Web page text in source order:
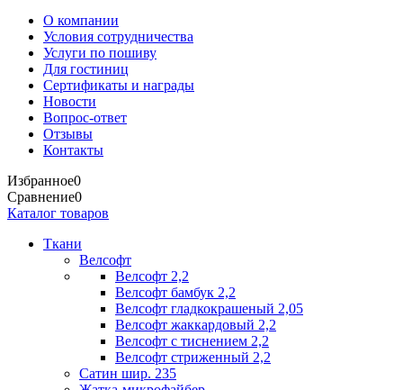
О компании
Условия сотрудничества
Услуги по пошиву
Для гостиниц
Сертификаты и награды
Новости
Вопрос-ответ
Отзывы
Контакты
Избранное0
Сравнение0
Каталог товаров
Ткани
Велсофт
Велсофт 2,2
Велсофт бамбук 2,2
Велсофт гладкокрашеный 2,05
Велсофт жаккардовый 2,2
Велсофт с тиснением 2,2
Велсофт стриженный 2,2
Сатин шир. 235